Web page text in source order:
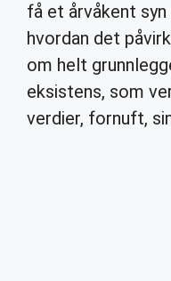
få et årvåkent syn
hvordan det
om helt
eksistens, som
verdier, fornuft,